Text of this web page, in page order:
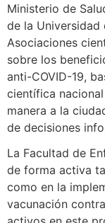
Ministerio de
de la Universidad
Asociaciones
sobre los
anti-COVID-19,
científica
manera a la
de decisiones
La Facultad de
de forma activa
como en la
vacunación